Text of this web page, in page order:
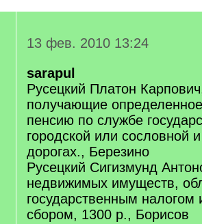
13 фев. 2010 13:24
sarapul
Русецкий Платон
получающие
пенсию по службе
городской или сословной
дорогах., Березино
Русецкий Сигизмунд
недвижимых имуществ,
государственным налогом
сбором, 1300 р., Борисов